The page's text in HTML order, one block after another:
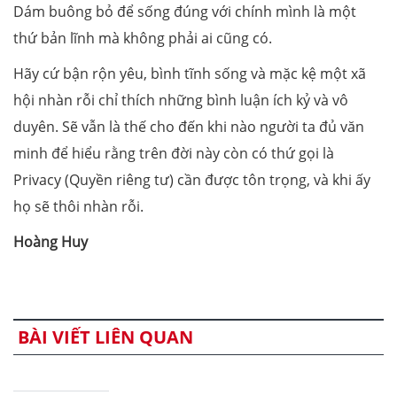
Dám buông bỏ để sống đúng với chính mình là một
thứ bản lĩnh mà không phải ai cũng có.
Hãy cứ bận rộn yêu, bình tĩnh sống và mặc kệ một xã
hội nhàn rỗi chỉ thích những bình luận ích kỷ và vô
duyên. Sẽ vẫn là thế cho đến khi nào người ta đủ văn
minh để hiểu rằng trên đời này còn có thứ gọi là
Privacy (Quyền riêng tư) cần được tôn trọng, và khi ấy
họ sẽ thôi nhàn rỗi.
Hoàng Huy
BÀI VIẾT LIÊN QUAN